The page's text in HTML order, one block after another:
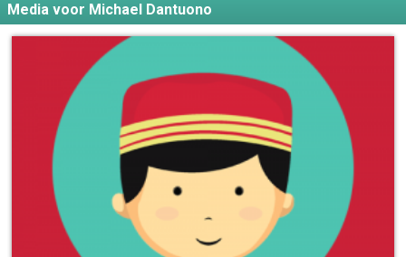
Media voor Michael Dantuono